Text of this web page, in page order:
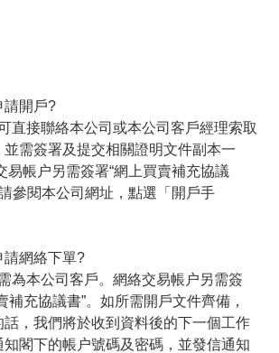
請開戶?
直接聯絡本公司或本公司客戶經理索取
並需簽署及提交相關證明文件副本一
易帳户另需簽署“網上買賣補充協議
參閱本公司網址，點選「開戶手
請網絡下單?
為本公司客戶。網絡交易帳户另需簽
補充協議書”。如所需開戶文件齊備，
話，我們將於收到資料後的下一個工作
知閣下的帳户號碼及密碼，並發信通知